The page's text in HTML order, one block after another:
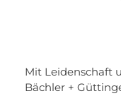
Mit Leidenschaft
Bächler +